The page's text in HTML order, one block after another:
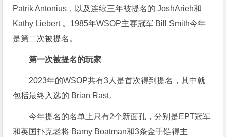
Patrik Antonius，以及连续三年被提名的 JoshArieh和
Kathy Liebert 。1985年WSOP主赛冠军 Bill Smith今年
是第二次被提名。
第一次被提名的玩家
2023年的WSOP共有3人是首次得到提名，其中就
包括最终入选的 Brian Rast。
今年提名的名单上只有2个新面孔，分别是EPT冠军
和英国扑克老将 Barny Boatman和3条金手链得主